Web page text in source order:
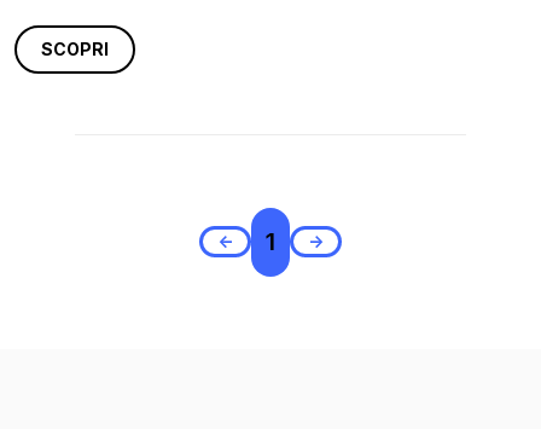
SCOPRI
<- 1 ->